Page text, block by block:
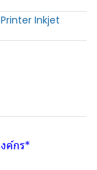
Inkjet
ค์กร*